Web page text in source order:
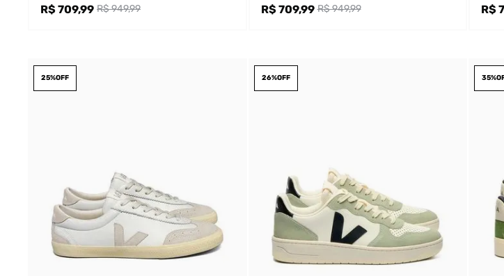
R$ 709,99 R$ 949,99 R$ 709,99 R$ 949,99 R$
25%OFF 26%OFF 35%